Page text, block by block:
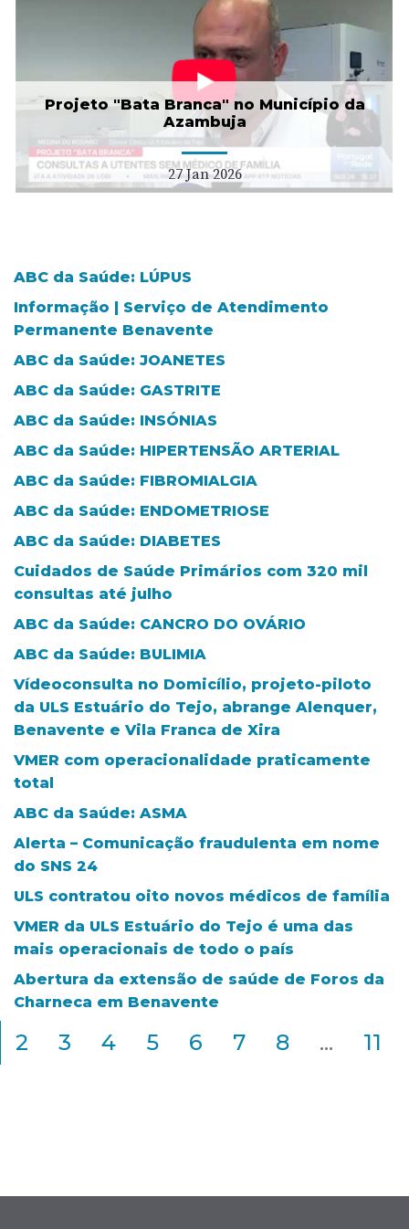
Projeto "Bata Branca" no Município da
Azambuja
27 Jan 2026
ABC da Saúde: LÚPUS
Informação | Serviço de Atendimento
Permanente Benavente
ABC da Saúde: JOANETES
ABC da Saúde: GASTRITE
ABC da Saúde: INSÓNIAS
ABC da Saúde: HIPERTENSÃO ARTERIAL
ABC da Saúde: FIBROMIALGIA
ABC da Saúde: ENDOMETRIOSE
ABC da Saúde: DIABETES
Cuidados de Saúde Primários com 320 mil
consultas até julho
ABC da Saúde: CANCRO DO OVÁRIO
ABC da Saúde: BULIMIA
Vídeoconsulta no Domicílio, projeto-piloto
da ULS Estuário do Tejo, abrange Alenquer,
Benavente e Vila Franca de Xira
VMER com operacionalidade praticamente
total
ABC da Saúde: ASMA
Alerta – Comunicação fraudulenta em nome
do SNS 24
ULS contratou oito novos médicos de família
VMER da ULS Estuário do Tejo é uma das
mais operacionais de todo o país
Abertura da extensão de saúde de Foros da
Charneca em Benavente
2 3 4 5 6 7 8 ... 11